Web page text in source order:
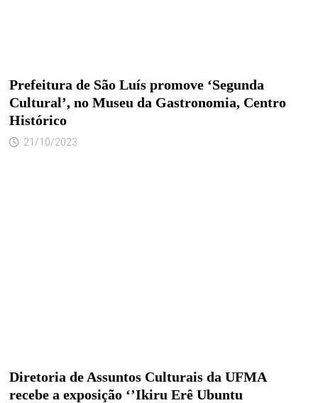
Prefeitura de São Luís promove ‘Segunda
Cultural’, no Museu da Gastronomia, Centro
Histórico
21/10/2023
Diretoria de Assuntos Culturais da UFMA
recebe a exposição ‘’Ikiru Erê Ubuntu